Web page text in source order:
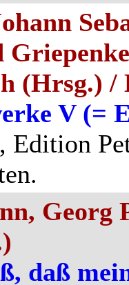
(Hrsg.) /
V (=
Edition
Georg
daß